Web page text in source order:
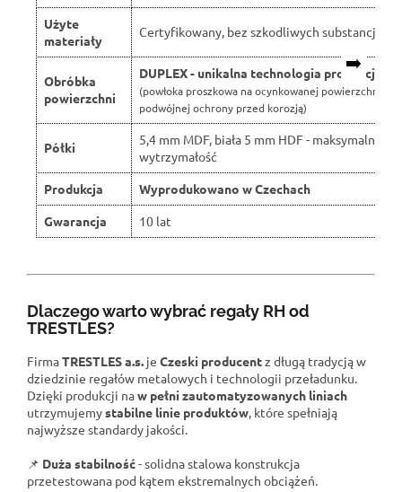
➡️
Użyte
materiały
Certyfikowany, bez szkodliwych substancji
Obróbka
powierzchni
DUPLEX - unikalna technologia produkcji
(powłoka proszkowa na ocynkowanej powierzchni dla
podwójnej ochrony przed korozją)
Półki
5,4 mm MDF, biała 5 mm HDF - maksymalna
wytrzymałość
Produkcja
Wyprodukowano w Czechach
Gwarancja
10 lat
Dlaczego warto wybrać regały RH od
TRESTLES?
FirmaTRESTLES a.s. je Czeski producentz długą tradycją w
dziedzinie regałów metalowych i technologii przeładunku.
Dzięki produkcji naw pełni zautomatyzowanych liniach
utrzymujemystabilne linie produktów , które spełniają
najwyższe standardy jakości.
📌 Duża stabilność- solidna stalowa konstrukcja
przetestowana pod kątem ekstremalnych obciążeń.